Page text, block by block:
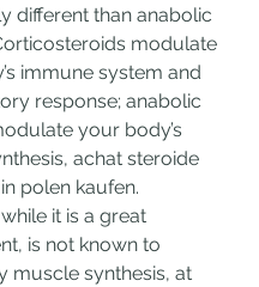
different than anabolic
modulate
immune system and
response; anabolic
your body’s
achat steroide
polen kaufen.
it is a great
is not known to
muscle synthesis, at